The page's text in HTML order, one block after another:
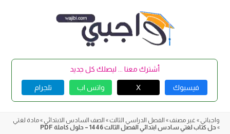
أشترك معنا ... ليصلك كل جديد
فيسبوك X واتس اب تلجرام
واجباتي » غير مصنف » الفصل الدراسي الثالث » الصف السادس الابتدائي »مادة لغتي
» حل كتاب لغتي سادس ابتدائي الفصل الثالث 1446 – حلول كاملة PDF